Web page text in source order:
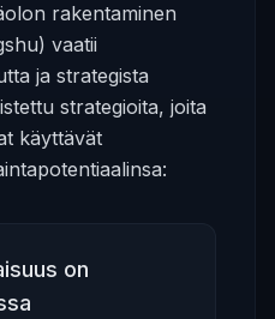
rakentaminen
vaatii
ja strategista
strategioita, joita
käyttävät
on